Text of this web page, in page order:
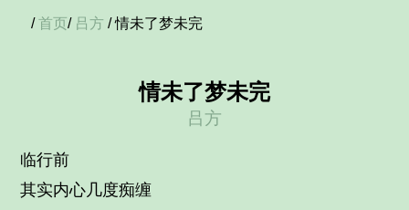
/首页/ 吕方 / 情未了梦未完
情未了梦未完
吕方
临行前
其实内心几度痴缠